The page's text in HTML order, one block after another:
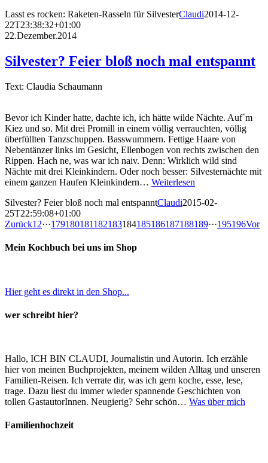
Lasst es rocken: Raketen-Rasseln für SilvesterClaudi2014-12-
22T23:38:32+01:00
22.Dezember.2014
Silvester? Feier bloß noch mal entspannt
Text: Claudia Schaumann
Bevor ich Kinder hatte, dachte ich, ich hätte wilde Nächte. Auf´m
Kiez und so. Mit drei Promill in einem völlig verrauchten, völlig
überfüllten Tanzschuppen. Basswummern. Fettige Haare von
Nebentänzer links im Gesicht, Ellenbogen von rechts zwischen den
Rippen. Hach ne, was war ich naiv. Denn: Wirklich wild sind
Nächte mit drei Kleinkindern. Oder noch besser: Silvesternächte mit
einem ganzen Haufen Kleinkindern… Weiterlesen
Silvester? Feier bloß noch mal entspanntClaudi2015-02-
25T22:59:08+01:00
Zurück1 2···179180181182183184185186187188189···195196Vor
Mein Kochbuch bei uns im Shop
Hier geht es direkt in den Shop...
wer schreibt hier?
Hallo, ICH BIN CLAUDI, Journalistin und Autorin. Ich erzähle
hier von meinen Buchprojekten, meinem wilden Alltag und unseren
Familien-Reisen. Ich verrate dir, was ich gern koche, esse, lese,
trage. Dazu liest du immer wieder spannende Geschichten von
tollen GastautorInnen. Neugierig? Sehr schön… Was über mich
Familienhochzeit